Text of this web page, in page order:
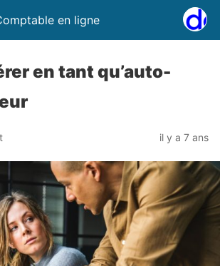
en ligne
en tant qu’auto-
il y a 7 ans